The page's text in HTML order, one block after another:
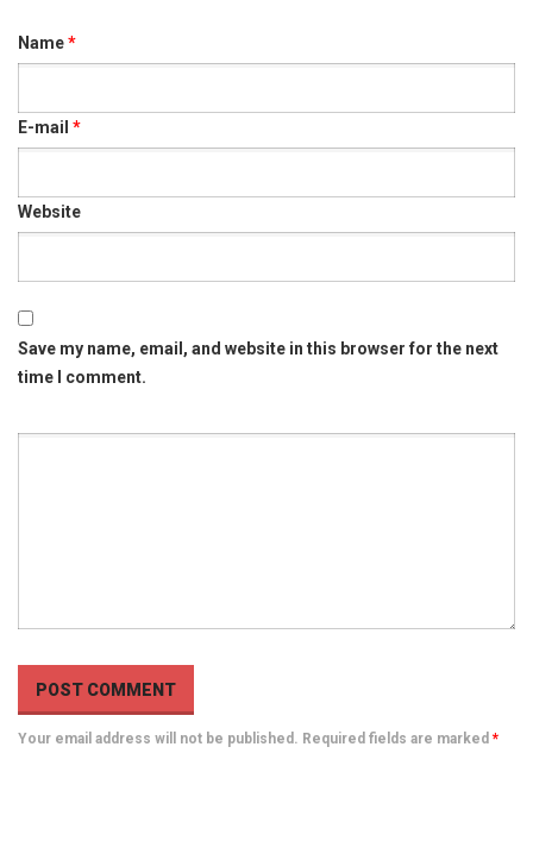
Name*
E-mail *
Website
Save my name, email, and website in this browser for the next
time I comment.
Your email address will not be published. Required fields are marked *